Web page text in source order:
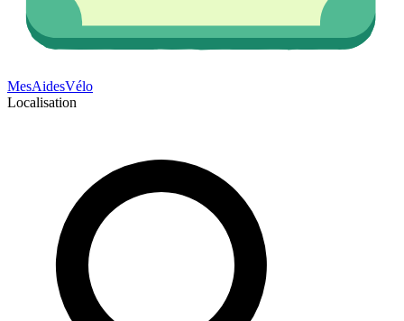
MesAidesVélo
Localisation